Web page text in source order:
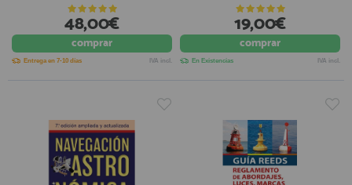
48,00€
comprar
Entrega en 7-10 días IVA incl.
19,00€
comprar
En Existencias IVA incl.